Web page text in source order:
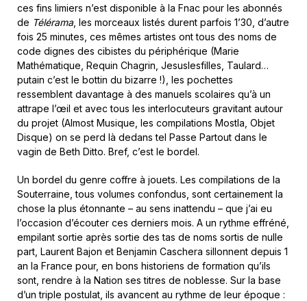
ces fins limiers n’est disponible à la Fnac pour les abonnés
de Télérama, les morceaux listés durent parfois 1’30, d’autre
fois 25 minutes, ces mêmes artistes ont tous des noms de
code dignes des cibistes du périphérique (Marie
Mathématique, Requin Chagrin, Jesuslesfilles, Taulard…
putain c’est le bottin du bizarre !), les pochettes
ressemblent davantage à des manuels scolaires qu’à un
attrape l’œil et avec tous les interlocuteurs gravitant autour
du projet (Almost Musique, les compilations Mostla, Objet
Disque) on se perd là dedans tel Passe Partout dans le
vagin de Beth Ditto. Bref, c’est le bordel.
Un bordel du genre coffre à jouets. Les compilations de la
Souterraine, tous volumes confondus, sont certainement la
chose la plus étonnante – au sens inattendu – que j’ai eu
l’occasion d’écouter ces derniers mois. A un rythme effréné,
empilant sortie après sortie des tas de noms sortis de nulle
part, Laurent Bajon et Benjamin Caschera sillonnent depuis 1
an la France pour, en bons historiens de formation qu’ils
sont, rendre à la Nation ses titres de noblesse. Sur la base
d’un triple postulat, ils avancent au rythme de leur époque :